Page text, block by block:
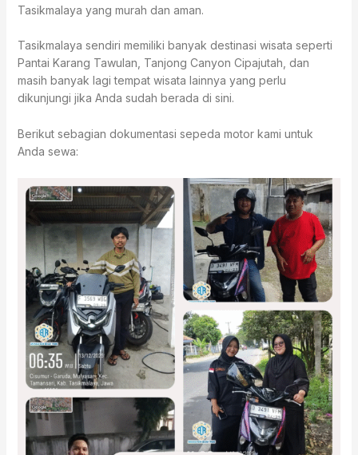
Tasikmalaya yang murah dan aman.
Tasikmalaya sendiri memiliki banyak destinasi wisata seperti
Pantai Karang Tawulan, Tanjong Canyon Cipajutah, dan
masih banyak lagi tempat wisata lainnya yang perlu
dikunjungi jika Anda sudah berada di sini.
Berikut sebagian dokumentasi sepeda motor kami untuk
Anda sewa: